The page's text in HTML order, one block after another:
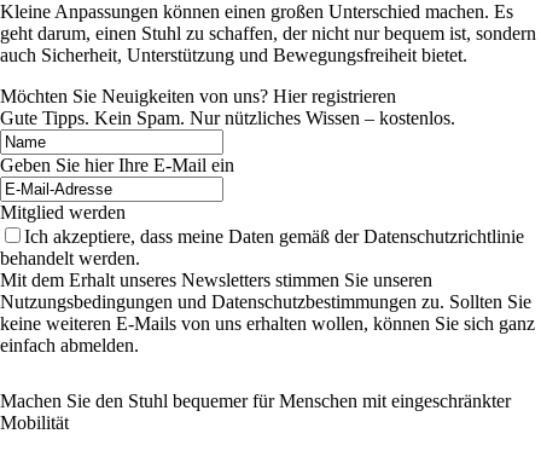
Kleine Anpassungen können einen großen Unterschied machen. Es
geht darum, einen Stuhl zu schaffen, der nicht nur bequem ist, sondern
auch Sicherheit, Unterstützung und Bewegungsfreiheit bietet.
Möchten Sie Neuigkeiten von uns? Hier registrieren
Gute Tipps. Kein Spam. Nur nützliches Wissen – kostenlos.
Geben Sie hier Ihre E-Mail ein
Mitglied werden
Ich akzeptiere, dass meine Daten gemäß der Datenschutzrichtlinie
behandelt werden.
Mit dem Erhalt unseres Newsletters stimmen Sie unseren
Nutzungsbedingungen und Datenschutzbestimmungen zu. Sollten Sie
keine weiteren E-Mails von uns erhalten wollen, können Sie sich ganz
einfach abmelden.
Machen Sie den Stuhl bequemer für Menschen mit eingeschränkter
Mobilität